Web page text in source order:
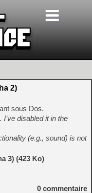
2)
sous Dos.
disabled it in the
(e.g., sound) is not
3) (423 Ko)
0 commentaire